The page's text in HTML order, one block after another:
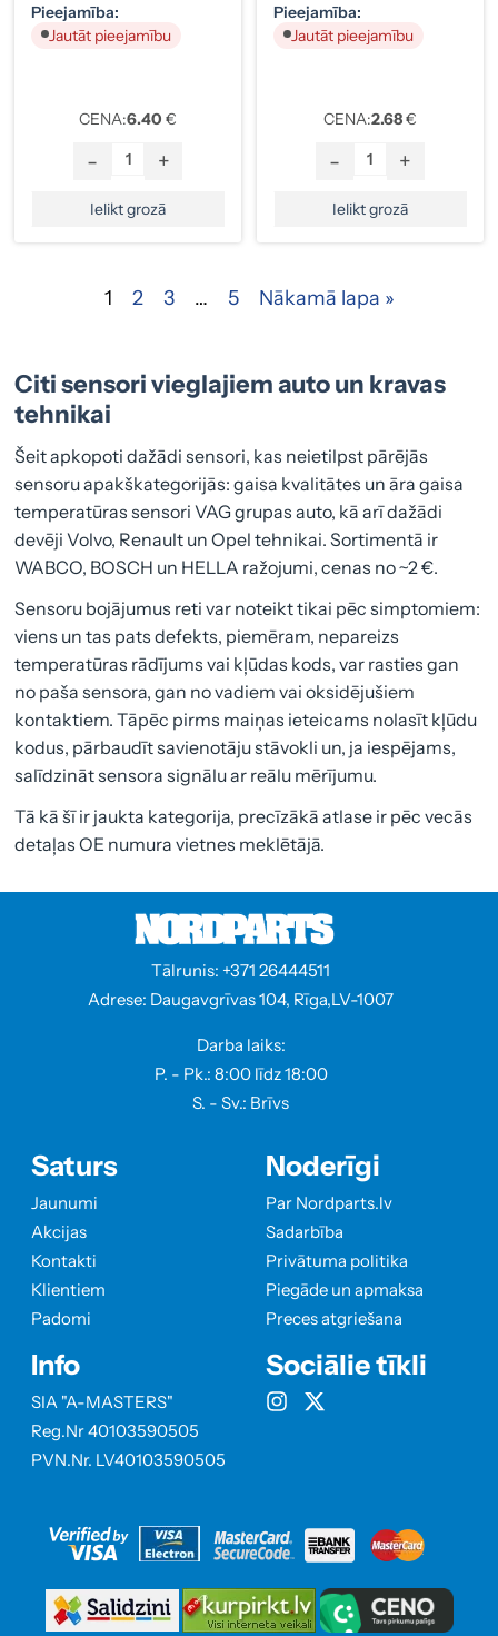
Pieejamība:
Jautāt pieejamību
CENA:6.40 €
- +
Ielikt grozā
Pieejamība:
Jautāt pieejamību
CENA:2.68€
- +
Ielikt grozā
1 2 3 … 5 Nākamā lapa »
Citi sensori vieglajiem auto un kravas
tehnikai
Šeit apkopoti dažādi sensori, kas neietilpst pārējās
sensoru apakškategorijās: gaisa kvalitātes un āra gaisa
temperatūras sensori VAG grupas auto, kā arī dažādi
devēji Volvo, Renault un Opel tehnikai. Sortimentā ir
WABCO, BOSCH un HELLA ražojumi, cenas no ~2 €.
Sensoru bojājumus reti var noteikt tikai pēc simptomiem:
viens un tas pats defekts, piemēram, nepareizs
temperatūras rādījums vai kļūdas kods, var rasties gan
no paša sensora, gan no vadiem vai oksidējušiem
kontaktiem. Tāpēc pirms maiņas ieteicams nolasīt kļūdu
kodus, pārbaudīt savienotāju stāvokli un, ja iespējams,
salīdzināt sensora signālu ar reālu mērījumu.
Tā kā šī ir jaukta kategorija, precīzākā atlase ir pēc vecās
detaļas OE numura vietnes meklētājā.
Tālrunis: +371 26444511
Adrese: Daugavgrīvas 104, Rīga,LV-1007
Darba laiks:
P. - Pk.: 8:00 līdz 18:00
S. - Sv.: Brīvs
Saturs
Jaunumi
Akcijas
Kontakti
Klientiem
Padomi
Info
SIA "A-MASTERS"
Reg.Nr 40103590505
PVN.Nr. LV40103590505
Noderīgi
Par Nordparts.lv
Sadarbība
Privātuma politika
Piegāde un apmaksa
Preces atgriešana
Sociālie tīkli